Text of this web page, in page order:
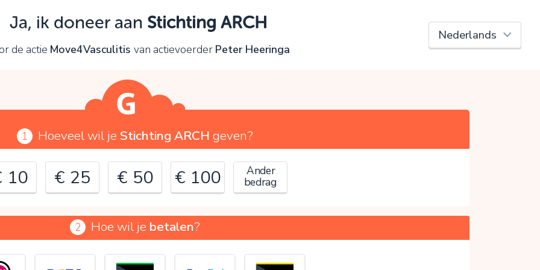
Ja, ik doneer aan Stichting ARCH
de actie Move4Vasculitisvan actievoerder Peter Heeringa
1 Hoeveel wil je Stichting ARCH geven?
10 € 25 € 50 € 100 Ander
bedrag
€
2 Hoe wil je betalen?
Oeps!
kunt nog niet verder vanwege:
OK